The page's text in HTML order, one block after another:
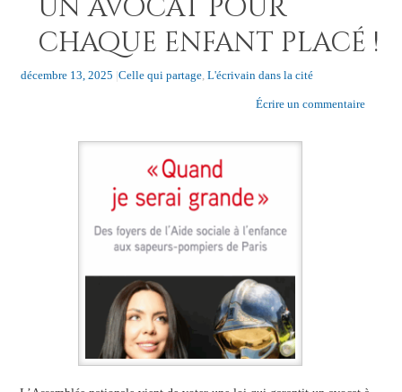
Un avocat pour
chaque enfant placé !
décembre 13, 2025 |Celle qui partage, L'écrivain dans la cité
Écrire un commentaire